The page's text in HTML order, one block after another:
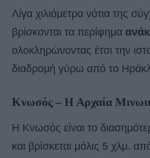
Λίγα χιλιόμετρα νότια της
βρίσκονται τα περίφημα
ολοκληρώνοντας έτσι την
διαδρομή γύρω από το
Κνωσός – Η Αρχαία
Η Κνωσός είναι το
και βρίσκεται μόλις 5 χλμ.